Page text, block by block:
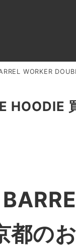
WORKER
HOODIE
都の